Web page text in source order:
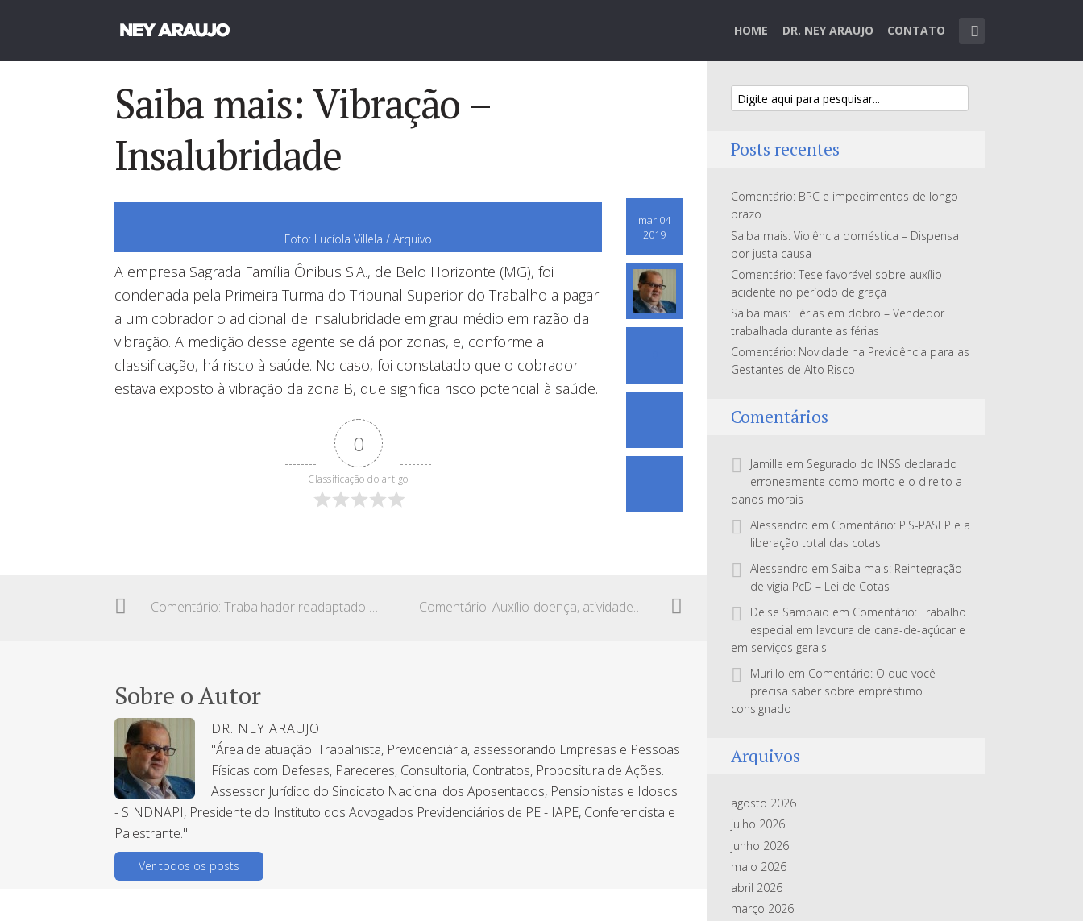
HOME DR. NEY ARAUJO CONTATO
Saiba mais: Vibração –
Insalubridade
mar 04
2019
Foto: Lucíola Villela / Arquivo
A empresa Sagrada Família Ônibus S.A., de Belo Horizonte (MG), foi
condenada pela Primeira Turma do Tribunal Superior do Trabalho a pagar
a um cobrador o adicional de insalubridade em grau médio em razão da
vibração. A medição desse agente se dá por zonas, e, conforme a
classificação, há risco à saúde. No caso, foi constatado que o cobrador
estava exposto à vibração da zona B, que significa risco potencial à saúde.
0
Classificação do artigo
Comentário: Trabalhador readaptado e o pagamento de pensão mensal Comentário: Auxílio-doença, atividades domésticas
Sobre o Autor
DR. NEY ARAUJO
"Área de atuação: Trabalhista, Previdenciária, assessorando Empresas e Pessoas
Físicas com Defesas, Pareceres, Consultoria, Contratos, Propositura de Ações.
Assessor Jurídico do Sindicato Nacional dos Aposentados, Pensionistas e Idosos
- SINDNAPI, Presidente do Instituto dos Advogados Previdenciários de PE - IAPE, Conferencista e
Palestrante."
Ver todos os posts
Posts recentes
Comentário: BPC e impedimentos de longo
prazo
Saiba mais: Violência doméstica – Dispensa
por justa causa
Comentário: Tese favorável sobre auxílio-
acidente no período de graça
Saiba mais: Férias em dobro – Vendedor
trabalhada durante as férias
Comentário: Novidade na Previdência para as
Gestantes de Alto Risco
Comentários
Jamille em Segurado do INSS declarado
erroneamente como morto e o direito a
danos morais
Alessandro em Comentário: PIS-PASEP e a
liberação total das cotas
Alessandro em Saiba mais: Reintegração
de vigia PcD – Lei de Cotas
Deise Sampaio em Comentário: Trabalho
especial em lavoura de cana-de-açúcar e
em serviços gerais
Murillo em Comentário: O que você
precisa saber sobre empréstimo
consignado
Arquivos
agosto 2026
julho 2026
junho 2026
maio 2026
abril 2026
março 2026